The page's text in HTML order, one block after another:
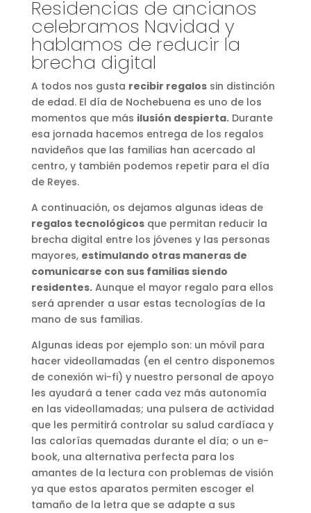
Residencias de ancianos
celebramos Navidad y
hablamos de reducir la
brecha digital
A todos nos gusta recibir regalossin distinción
de edad. El día de Nochebuena es uno de los
momentos que más ilusión despierta.Durante
esa jornada hacemos entrega de los regalos
navideños que las familias han acercado al
centro, y también podemos repetir para el día
de Reyes.
A continuación, os dejamos algunas ideas de
regalos tecnológicosque permitan reducir la
brecha digital entre los jóvenes y las personas
mayores, estimulando otras maneras de
comunicarse con sus familias siendo
residentes.Aunque el mayor regalo para ellos
será aprender a usar estas tecnologías de la
mano de sus familias.
Algunas ideas por ejemplo son: un móvil para
hacer videollamadas (en el centro disponemos
de conexión wi-fi) y nuestro personal de apoyo
les ayudará a tener cada vez más autonomía
en las videollamadas; una pulsera de actividad
que les permitirá controlar su salud cardíaca y
las calorías quemadas durante el día; o un e-
book, una alternativa perfecta para los
amantes de la lectura con problemas de visión
ya que estos aparatos permiten escoger el
tamaño de la letra que se adapte a sus